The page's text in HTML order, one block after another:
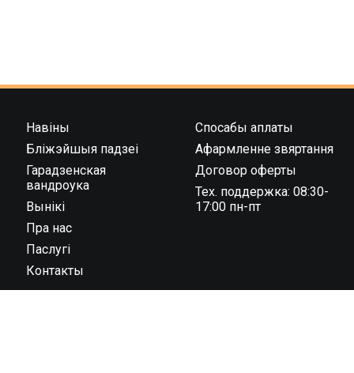
Навіны
Бліжэйшыя падзеі
Гарадзенская
вандроука
Вынікі
Пра нас
Паслугі
Контакты
Спосабы аплаты
Афармленне звяртання
Договор оферты
Тех. поддержка: 08:30-
17:00 пн-пт